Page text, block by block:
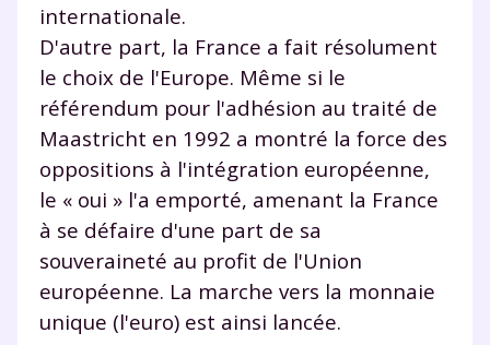
internationale.
D'autre part, la France a fait résolument
le choix de l'Europe. Même si le
référendum pour l'adhésion au traité de
Maastricht en 1992 a montré la force des
oppositions à l'intégration européenne,
le « oui » l'a emporté, amenant la France
à se défaire d'une part de sa
souveraineté au profit de l'Union
européenne. La marche vers la monnaie
unique (l'euro) est ainsi lancée.
et de réussir votre
année scolaire ?
Testez gratuitement
pendant 24h notre
plateforme de soutien
scolaire !